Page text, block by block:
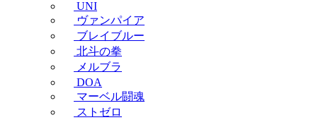
UNI
ヴァンパイア
ブレイブルー
北斗の拳
メルブラ
DOA
マーベル闘魂
ストゼロ